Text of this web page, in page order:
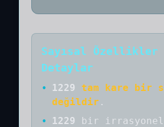
Sayısal Özellikler
Detaylar
• 1229
tam kare bir
değildir .
•
1229 bir